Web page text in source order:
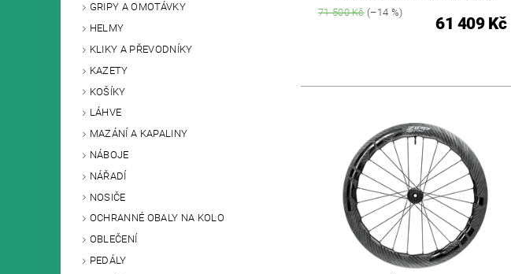
GRIPY A OMOTÁVKY
HELMY
KLIKY A PŘEVODNÍKY
KAZETY
KOŠÍKY
LÁHVE
MAZÁNÍ A KAPALINY
NÁBOJE
NÁŘADÍ
NOSIČE
OCHRANNÉ OBALY NA KOLO
OBLEČENÍ
PEDÁLY
71 500 Kč(–14 %)
61 409 Kč